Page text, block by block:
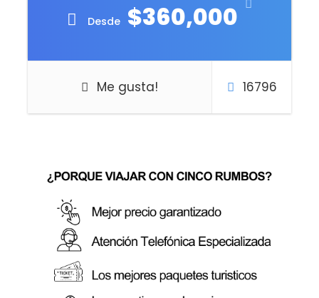
Desde $360,000
Me gusta! 16796